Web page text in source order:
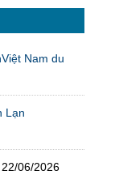
Nam du
Lạn
22/06/2026